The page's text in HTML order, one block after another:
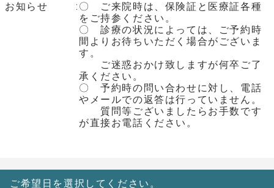
お知らせ
〇 ご来院時は、保険証と医療証各種
をご持参ください。
〇 診療の状況によっては、ご予約時
間よりお待ちいただく場合がございま
す。
ご迷惑おかけ致しますが何卒ご了
承ください。
〇 予約時の問い合わせに対し、電話
やメールでの返答は行っていません。
質問等ございましたらお手数です
が直接お電話ください。
ご希望日を選択してください。